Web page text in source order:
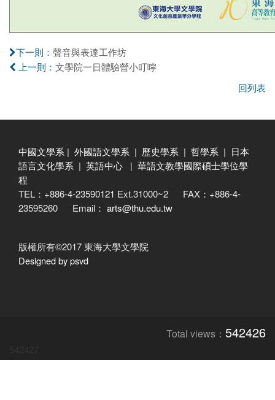
下一則： 聲音與表達工作坊
上一則： 文學院一日體驗營小叮嚀
回列表
中國文學系 | 外國語文學系 | 歷史學系 | 哲學系 | 日本
語言文化學系 | 英語中心 | 華語文教學國際碩士學位學
程
TEL：+886-4-23590121 Ext.31000~2 FAX：+886-4-
23595260 Email： arts@thu.edu.tw
版權所有©2017 東海大學文學院
Designed by psvd
Total views： 542426